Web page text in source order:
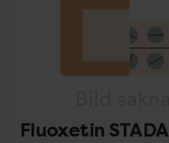
Fluoxetin STADA